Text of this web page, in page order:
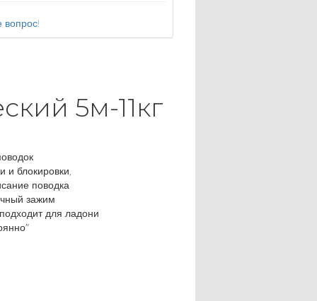
вопрос!
5м-11кг
и блокировки,
поводка
зажим
для ладони